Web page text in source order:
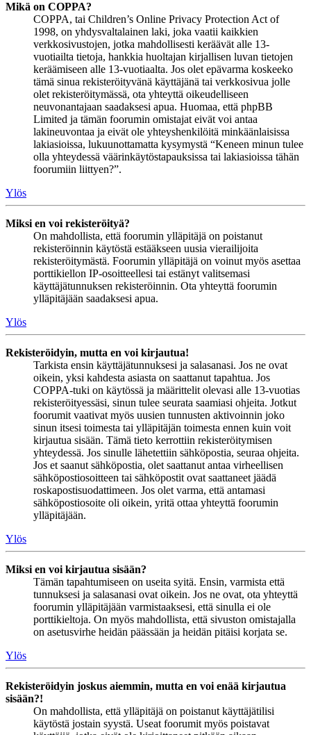
Mikä on COPPA?
COPPA, tai Children’s Online Privacy Protection Act of
1998, on yhdysvaltalainen laki, joka vaatii kaikkien
verkkosivustojen, jotka mahdollisesti keräävät alle 13-
vuotiailta tietoja, hankkia huoltajan kirjallisen luvan tietojen
keräämiseen alle 13-vuotiaalta. Jos olet epävarma koskeeko
tämä sinua rekisteröityvänä käyttäjänä tai verkkosivua jolle
olet rekisteröitymässä, ota yhteyttä oikeudelliseen
neuvonantajaan saadaksesi apua. Huomaa, että phpBB
Limited ja tämän foorumin omistajat eivät voi antaa
lakineuvontaa ja eivät ole yhteyshenkilöitä minkäänlaisissa
lakiasioissa, lukuunottamatta kysymystä “Keneen minun tulee
olla yhteydessä väärinkäytöstapauksissa tai lakiasioissa tähän
foorumiin liittyen?”.
Ylös
Miksi en voi rekisteröityä?
On mahdollista, että foorumin ylläpitäjä on poistanut
rekisteröinnin käytöstä estääkseen uusia vierailijoita
rekisteröitymästä. Foorumin ylläpitäjä on voinut myös asettaa
porttikiellon IP-osoitteellesi tai estänyt valitsemasi
käyttäjätunnuksen rekisteröinnin. Ota yhteyttä foorumin
ylläpitäjään saadaksesi apua.
Ylös
Rekisteröidyin, mutta en voi kirjautua!
Tarkista ensin käyttäjätunnuksesi ja salasanasi. Jos ne ovat
oikein, yksi kahdesta asiasta on saattanut tapahtua. Jos
COPPA-tuki on käytössä ja määrittelit olevasi alle 13-vuotias
rekisteröityessäsi, sinun tulee seurata saamiasi ohjeita. Jotkut
foorumit vaativat myös uusien tunnusten aktivoinnin joko
sinun itsesi toimesta tai ylläpitäjän toimesta ennen kuin voit
kirjautua sisään. Tämä tieto kerrottiin rekisteröitymisen
yhteydessä. Jos sinulle lähetettiin sähköpostia, seuraa ohjeita.
Jos et saanut sähköpostia, olet saattanut antaa virheellisen
sähköpostiosoitteen tai sähköpostit ovat saattaneet jäädä
roskapostisuodattimeen. Jos olet varma, että antamasi
sähköpostiosoite oli oikein, yritä ottaa yhteyttä foorumin
ylläpitäjään.
Ylös
Miksi en voi kirjautua sisään?
Tämän tapahtumiseen on useita syitä. Ensin, varmista että
tunnuksesi ja salasanasi ovat oikein. Jos ne ovat, ota yhteyttä
foorumin ylläpitäjään varmistaaksesi, että sinulla ei ole
porttikieltoja. On myös mahdollista, että sivuston omistajalla
on asetusvirhe heidän päässään ja heidän pitäisi korjata se.
Ylös
Rekisteröidyin joskus aiemmin, mutta en voi enää kirjautua
sisään?!
On mahdollista, että ylläpitäjä on poistanut käyttäjätilisi
käytöstä jostain syystä. Useat foorumit myös poistavat